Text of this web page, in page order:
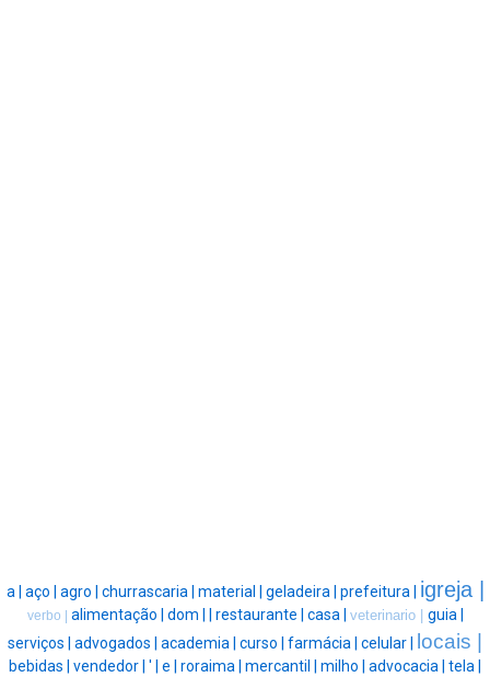
a | aço | agro | churrascaria | material | geladeira | prefeitura | igreja |
verbo | alimentação | dom | | restaurante | casa | veterinario | guia |
serviços | advogados | academia | curso | farmácia | celular | locais |
bebidas | vendedor | ' | e | roraima | mercantil | milho | advocacia | tela |